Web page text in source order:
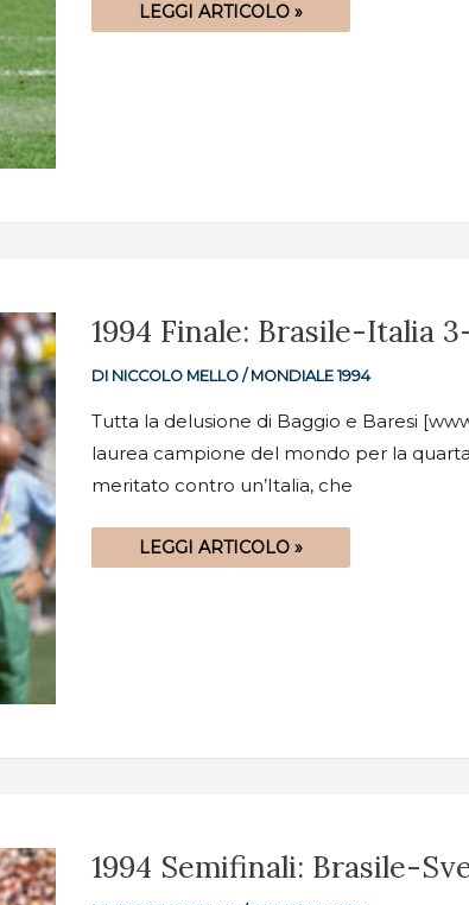
LEGGI ARTICOLO »
1994 Finale: Brasile-Italia
DI NICCOLO MELLO / MONDIALE 1994
Tutta la delusione di Baggio e Baresi
laurea campione del mondo per la
meritato contro un’Italia, che
1994
FINALE:
ITALIA
3-
DR
0)
LEGGI ARTICOLO »
1994 Semifinali: Brasile-
1994
SEMIFINALI: